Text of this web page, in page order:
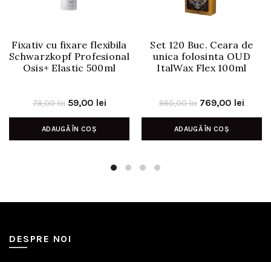
Fixativ cu fixare flexibila
Schwarzkopf Profesional
Osis+ Elastic 500ml
79,00lei Prețul
inițial
a
59,00 leiPrețul
curent
ADAUGĂ ÎN COȘ
Set 120 Buc. Ceara de
unica folosinta OUD
ItalWax Flex 100ml
960,00lei Prețul
inițial
a
769,00 lei
ADAUGĂ ÎN COȘ
DESPRE NOI